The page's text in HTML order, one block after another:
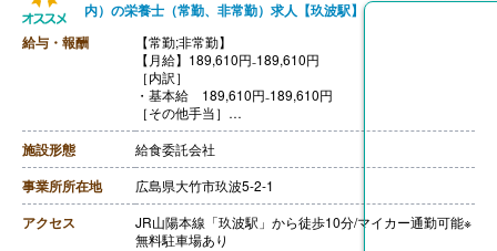
内）の栄養士（常勤、非常勤）求人【玖波駅】
給与・報酬
【常勤;非常勤】
【月給】189,610円₋189,610円
［内訳］
・基本給 189,610円₋189,610円
［その他手当］
・早出手当 1,650円/回
・レイト手当 500円/回
・残業手当（レイト時）
【賞与】年2回（300,000円-405,000円）※前年度実績
【通勤手当】あり（上限30,000円/月）
【昇給】あり（1月あたり280円-360円）※前年度実績
【退職金】あり※勤続3年以上、退職金共済加入
施設形態 給食委託会社
事業所所在地 広島県大竹市玖波5-2-1
アクセス
JR山陽本線「玖波駅」から徒歩10分/マイカー通勤可能※
無料駐車場あり